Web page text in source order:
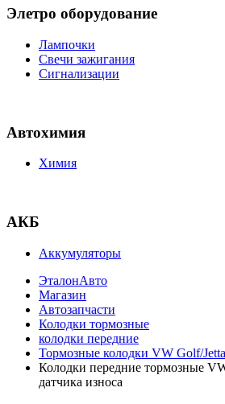
Элетро оборудование
Лампочки
Свечи зажигания
Сигнализации
Автохимия
Химия
АКБ
Аккумуляторы
ЭталонАвто
Магазин
Автозапчасти
Колодки тормозные
колодки передние
Тормозные колодки VW Golf/
Колодки передние тормозные
датчика износа